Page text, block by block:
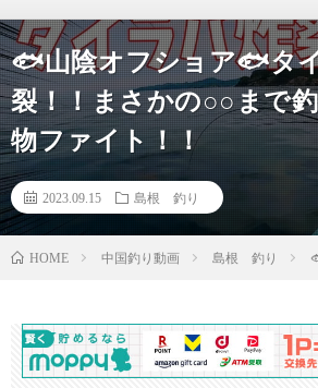
🐟山陰オフショア🐟タ
裂！！まさかの○○まで
物ファイト！！
2023.09.15 島根 釣り
HOME 中国釣り動画 島根 釣り